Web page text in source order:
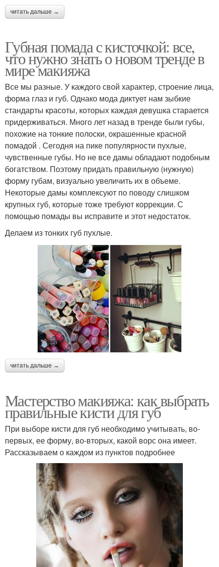
читать дальше →
Губная помада с кисточкой: все,
что нужно знать о новом тренде в
мире макияжа
Все мы разные. У каждого свой характер, строение лица,
форма глаз и губ. Однако мода диктует нам зыбкие
стандарты красоты, которых каждая девушка старается
придерживаться. Много лет назад в тренде были губы,
похожие на тонкие полоски, окрашенные красной
помадой . Сегодня на пике популярности пухлые,
чувственные губы. Но не все дамы обладают подобным
богатством. Поэтому придать правильную (нужную)
форму губам, визуально увеличить их в объеме.
Некоторые дамы комплексуют по поводу слишком
крупных губ, которые тоже требуют коррекции. С
помощью помады вы исправите и этот недостаток.
Делаем из тонких губ пухлые.
читать дальше →
Мастерство макияжа: как выбрать
правильные кисти для губ
При выборе кисти для губ необходимо учитывать, во-
первых, ее форму, во-вторых, какой ворс она имеет.
Рассказываем о каждом из пунктов подробнее